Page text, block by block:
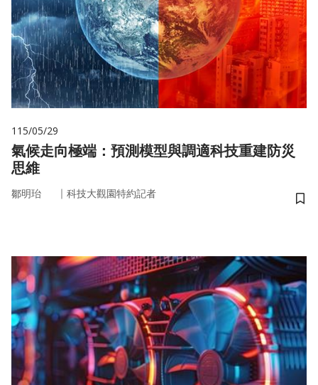
115/05/29
氣候走向極端：預測模型與調適科技重建防災
思維
鄒明珆 ｜ 科技大觀園特約記者
儲